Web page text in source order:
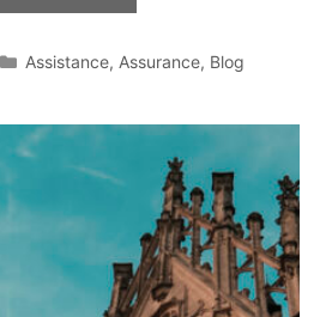
Catégories
Assistance, Assurance, Blog